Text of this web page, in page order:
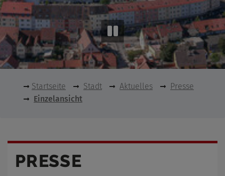
Startseite Stadt Aktuelles
Presse
Einzelansicht
PRESSE